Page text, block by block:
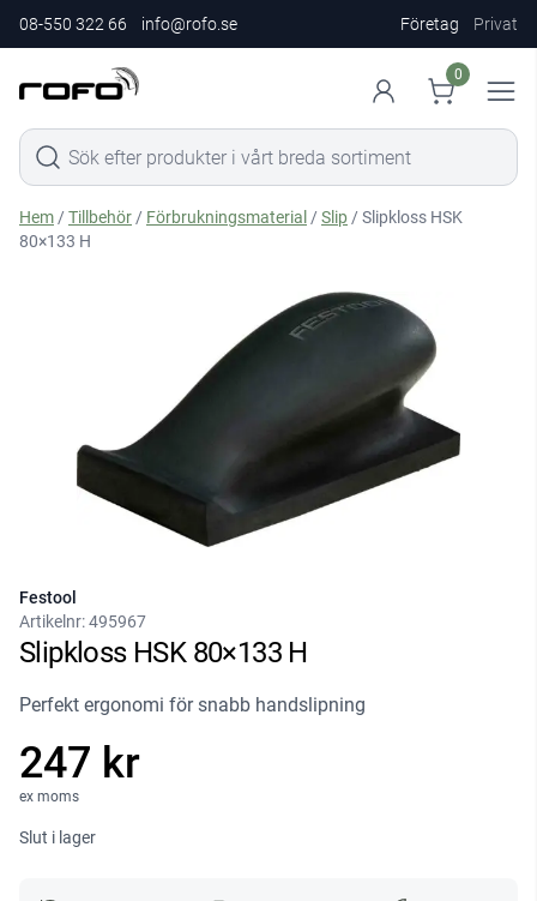
08-550 322 66 info@rofo.se Företag Privat
0
Hem /Tillbehör / Förbrukningsmaterial /Slip / Slipkloss HSK
80×133 H
Festool
Artikelnr:495967
Slipkloss HSK 80×133 H
Perfekt ergonomi för snabb handslipning
247 kr
ex moms
Slut i lager